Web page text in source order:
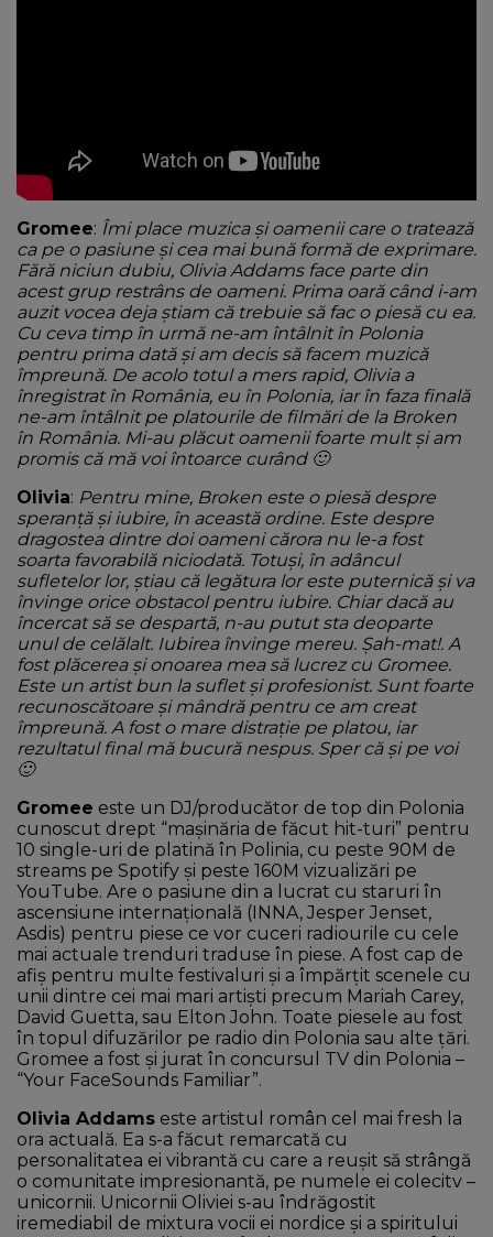
Gromee: Îmi place muzica și oamenii care o tratează
ca pe o pasiune și cea mai bună formă de exprimare.
Fără niciun dubiu, Olivia Addams face parte din
acest grup restrâns de oameni. Prima oară când i-am
auzit vocea deja știam că trebuie să fac o piesă cu ea.
Cu ceva timp în urmă ne-am întâlnit în Polonia
pentru prima dată și am decis să facem muzică
împreună. De acolo totul a mers rapid, Olivia a
înregistrat în România, eu în Polonia, iar în faza finală
ne-am întâlnit pe platourile de filmări de la Broken
în România. Mi-au plăcut oamenii foarte mult și am
promis că mă voi întoarce curând 🙂
Olivia: Pentru mine, Broken este o piesă despre
speranță și iubire, în această ordine. Este despre
dragostea dintre doi oameni cărora nu le-a fost
soarta favorabilă niciodată. Totuși, în adâncul
sufletelor lor, știau că legătura lor este puternică și va
învinge orice obstacol pentru iubire. Chiar dacă au
încercat să se despartă, n-au putut sta deoparte
unul de celălalt. Iubirea învinge mereu. Șah-mat!. A
fost plăcerea și onoarea mea să lucrez cu Gromee.
Este un artist bun la suflet și profesionist. Sunt foarte
recunoscătoare și mândră pentru ce am creat
împreună. A fost o mare distrație pe platou, iar
rezultatul final mă bucură nespus. Sper că și pe voi
🙂
Gromee este un DJ/producător de top din Polonia
cunoscut drept “mașinăria de făcut hit-turi” pentru
10 single-uri de platină în Polinia, cu peste 90M de
streams pe Spotify și peste 160M vizualizări pe
YouTube. Are o pasiune din a lucrat cu staruri în
ascensiune internațională (INNA, Jesper Jenset,
Asdis) pentru piese ce vor cuceri radiourile cu cele
mai actuale trenduri traduse în piese. A fost cap de
afiș pentru multe festivaluri și a împărțit scenele cu
unii dintre cei mai mari artiști precum Mariah Carey,
David Guetta, sau Elton John. Toate piesele au fost
în topul difuzărilor pe radio din Polonia sau alte țări.
Gromee a fost și jurat în concursul TV din Polonia –
“Your FaceSounds Familiar”.
Olivia Addams este artistul român cel mai fresh la
ora actuală. Ea s-a făcut remarcată cu
personalitatea ei vibrantă cu care a reușit să strângă
o comunitate impresionantă, pe numele ei colecitv –
unicornii. Unicornii Oliviei s-au îndrăgostit
iremediabil de mixtura vocii ei nordice și a spiritului